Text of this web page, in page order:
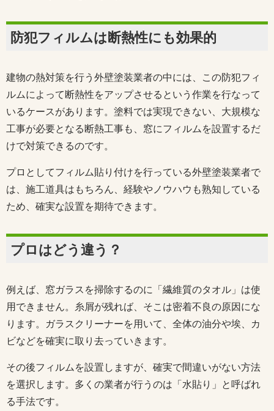
防犯フィルムは断熱性にも効果的
建物の熱対策を行う外壁塗装業者の中には、この防犯フィ
ルムによって断熱性をアップさせるという作業を行なって
いるケースがあります。塗料では実現できない、大規模な
工事が必要となる断熱工事も、窓にフィルムを設置するだ
けで対策できるのです。
プロとしてフィルム貼り付けを行っている外壁塗装業者で
は、施工道具はもちろん、経験やノウハウも熟知している
ため、確実な設置を期待できます。
プロはどう違う？
例えば、窓ガラスを掃除するのに「繊維質のタオル」は使
用できません。糸屑が残れば、そこは密着不良の原因にな
ります。ガラスクリーナーを用いて、全体の油分や埃、カ
ビなどを確実に取り去っていきます。
その後フィルムを設置しますが、確実で間違いがない方法
を選択します。多くの業者が行うのは「水貼り」と呼ばれ
る手法です。